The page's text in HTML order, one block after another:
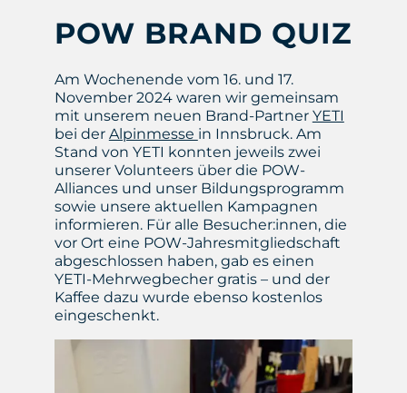
POW BRAND QUIZ
Am Wochenende vom 16. und 17.
November 2024 waren wir gemeinsam
mit unserem neuen Brand-Partner YETI
bei der Alpinmesse in Innsbruck. Am
Stand von YETI konnten jeweils zwei
unserer Volunteers über die POW-
Alliances und unser Bildungsprogramm
sowie unsere aktuellen Kampagnen
informieren. Für alle Besucher:innen, die
vor Ort eine POW-Jahresmitgliedschaft
abgeschlossen haben, gab es einen
YETI-Mehrwegbecher gratis – und der
Kaffee dazu wurde ebenso kostenlos
eingeschenkt.